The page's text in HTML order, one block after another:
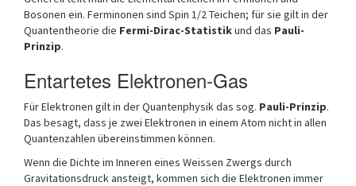
Bosonen ein. Ferminonen sind Spin 1/2 Teichen; für sie gilt in der
Quantentheorie die Fermi-Dirac-Statistikund das Pauli-
Prinzip.
Entartetes Elektronen-Gas
Für Elektronen gilt in der Quantenphysik das sog. Pauli-Prinzip.
Das besagt, dass je zwei Elektronen in einem Atom nicht in allen
Quantenzahlen übereinstimmen können.
Wenn die Dichte im Inneren eines Weissen Zwergs durch
Gravitationsdruck ansteigt, kommen sich die Elektronen immer